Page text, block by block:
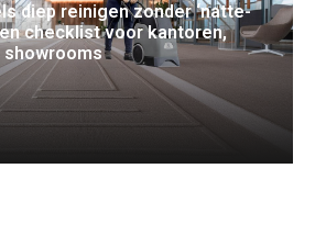
diep reinigen zonder ‘natte-
checklist voor kantoren,